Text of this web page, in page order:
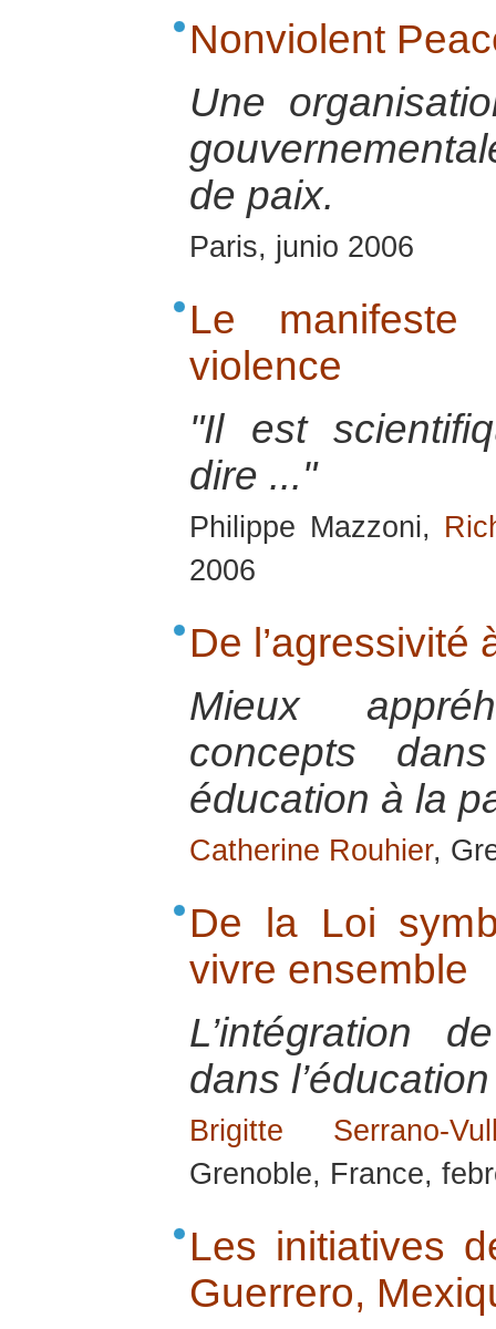
Nonviolent
Une
de paix.
Paris, junio 2006
Le
violence
"Il est
dire ..."
Philippe Mazzoni,
2006
De l’agressivité
Mieux
concepts
éducation à la
Catherine Rouhier,
De la Loi
vivre ensemble
L’intégration
dans
Brigitte Serrano-
Grenoble, France,
Les initiatives
Guerrero,